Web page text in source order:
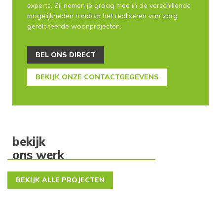
experts. Zij nemen je graag mee in de verschillende
mogelijkheden rondom het realiseren van zorg
gerelateerde woonprojecten.
BEL ONS DIRECT
BEKIJK ONZE CONTACTGEGEVENS
bekijk
ons werk
BEKIJK ALLE PROJECTEN